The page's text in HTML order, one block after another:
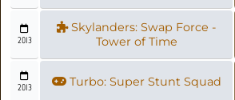
2013
Skylanders: Swap Force -
Tower of Time
2013 Turbo: Super Stunt Squad